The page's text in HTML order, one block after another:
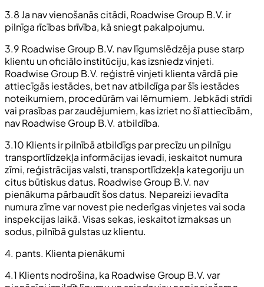
3.8 Ja nav vienošanās citādi, Roadwise Group B.V. ir
pilnīga rīcības brīvība, kā sniegt pakalpojumu.
3.9 Roadwise Group B.V. nav līgumslēdzēja puse starp
klientu un oficiālo institūciju, kas izsniedz vinjeti.
Roadwise Group B.V. reģistrē vinjeti klienta vārdā pie
attiecīgās iestādes, bet nav atbildīga par šīs iestādes
noteikumiem, procedūrām vai lēmumiem. Jebkādi strīdi
vai prasības par zaudējumiem, kas izriet no šī attiecībām,
nav Roadwise Group B.V. atbildība.
3.10 Klients ir pilnībā atbildīgs par precīzu un pilnīgu
transportlīdzekļa informācijas ievadi, ieskaitot numura
zīmi, reģistrācijas valsti, transportlīdzekļa kategoriju un
citus būtiskus datus. Roadwise Group B.V. nav
pienākuma pārbaudīt šos datus. Nepareizi ievadīta
numura zīme var novest pie nederīgas vinjetes vai soda
inspekcijas laikā. Visas sekas, ieskaitot izmaksas un
sodus, pilnībā gulstas uz klientu.
4. pants. Klienta pienākumi
4.1 Klients nodrošina, ka Roadwise Group B.V. var